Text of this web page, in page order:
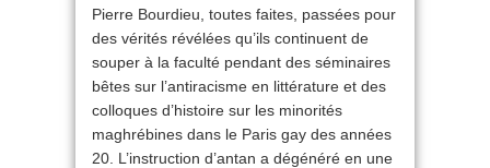
Pierre Bourdieu, toutes faites, passées pour
des vérités révélées qu’ils continuent de
souper à la faculté pendant des séminaires
bêtes sur l’antiracisme en littérature et des
colloques d’histoire sur les minorités
maghrébines dans le Paris gay des années
20. L’instruction d’antan a dégénéré en une